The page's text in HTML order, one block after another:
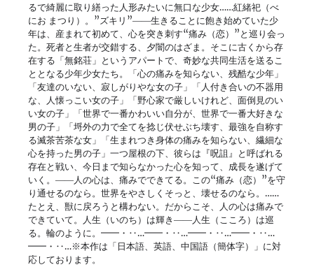
るで綺麗に取り繕った人形みたいに無口な少女……紅緒祀（べ
にお まつり）。”ズキリ”――生きることに飽き始めていた少
年は、産まれて初めて、心を突き刺す“痛み（恋）”と巡り会っ
た。死者と生者が交錯する、夕闇のはざま。そこに古くから存
在する「無銘荘」というアパートで、奇妙な共同生活を送るこ
ととなる少年少女たち。「心の痛みを知らない、残酷な少年」
「友達のいない、寂しがりやな女の子」「人付き合いの不器用
な、人懐っこい女の子」「野心家で厳しいけれど、面倒見のい
い女の子」「世界で一番かわいい自分が、世界で一番大好きな
男の子」「埒外の力で全てを捻じ伏せぶち壊す、最強を自称す
る滅茶苦茶な女」「生まれつき身体の痛みを知らない、繊細な
心を持った男の子」一つ屋根の下、彼らは『呪詛』と呼ばれる
存在と戦い、今日まで知らなかった心を知って、成長を遂げて
いく。――人の心は、痛みでできてる。この“痛み（恋）”を守
り通せるのなら。世界をやさしくそっと、壊せるのなら。……
たとえ、獣に戻ろうと構わない。だからこそ、人の心は痛みで
できていて。人生（いのち）は輝き――人生（こころ）は巡
る。輪のように。━━・‥…━━・‥…━━・‥…━━・‥…
━━・‥…※本作は「日本語、英語、中国語（簡体字）」に対
応しております。